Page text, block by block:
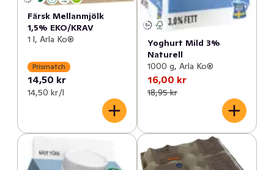
Färsk Mellanmjölk
1,5% EKO/KRAV
1 l, Arla Ko®
Prismatch
14,50 kr
14,50 kr /l
Yoghurt Mild 3%
Naturell
1000 g, Arla Ko®
16,00 kr
18,95 kr